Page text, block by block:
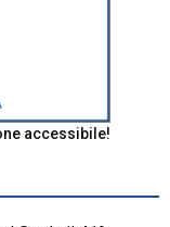
accessibile!